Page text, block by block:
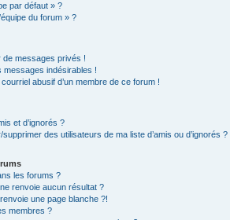
par défaut » ?
du forum » ?
messages privés !
indésirables !
abusif d’un membre de ce forum !
et d’ignorés ?
des utilisateurs de ma liste d’amis ou d’ignorés ?
les forums ?
renvoie aucun résultat ?
une page blanche ?!
membres ?